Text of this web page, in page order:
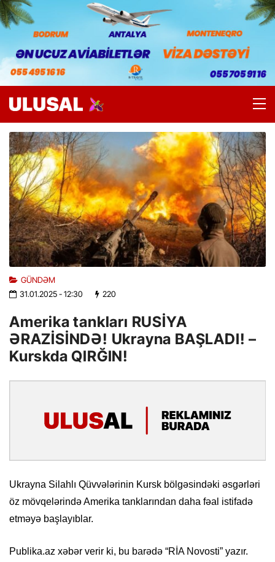
GÜNDƏM
31.01.2025- 12:30 220
Amerika tankları RUSİYA
ƏRAZİSİNDƏ! Ukrayna BAŞLADI! –
Kurskda QIRĞIN!
Ukrayna Silahlı Qüvvələrinin Kursk bölgəsindəki əsgərləri
öz mövqelərində Amerika tanklarından daha fəal istifadə
etməyə başlayıblar.
Publika.az xəbər verir ki, bu barədə “RİA Novosti” yazır.